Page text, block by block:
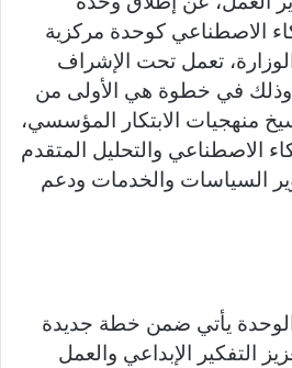
y
Li
n
k
gr
a
m
الاصطناعي كوحدة مركزية
تعمل تحت الإشراف
وذلك في خطوة هي الأولى من
منهجيات الابتكار المؤسسي،
الاصطناعي والتحليل المتقدم
السياسات والخدمات ودعم
الوحدة يأتي ضمن خطة جديدة
التفكير الإبداعي والعمل